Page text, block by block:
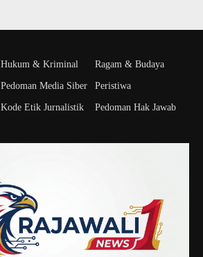
Hukum & Kriminal
Pedoman Media Siber
Kode Etik Jurnalistik
Ragam & Budaya
Peristiwa
Pedoman Hak Jawab